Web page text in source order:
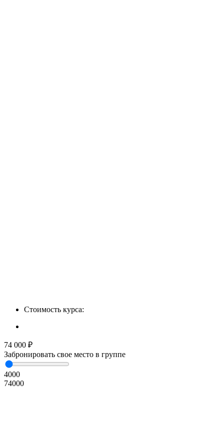
Стоимость курса:
74 000 ₽
Забронировать свое место в группе
4000
74000